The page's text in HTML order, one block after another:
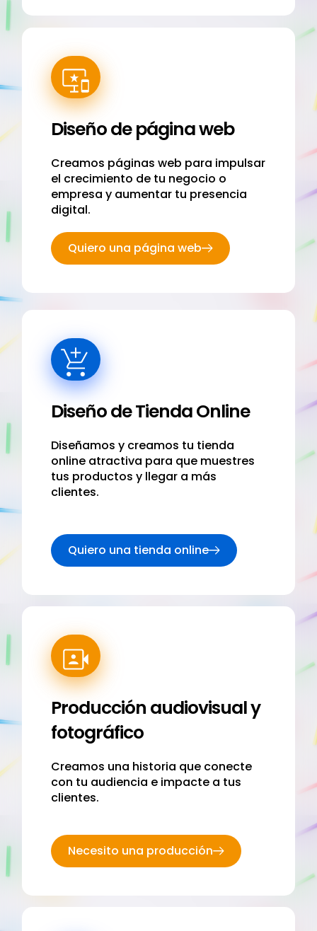
Diseño de página web
Creamos páginas web para impulsar
el crecimiento de tu negocio o
empresa y aumentar tu presencia
digital.
Quiero una página web
Diseño de Tienda Online
Diseñamos y creamos tu tienda
online atractiva para que muestres
tus productos y llegar a más
clientes.
Quiero una tienda online
Producción audiovisual y
fotográfico
Creamos una historia que conecte
con tu audiencia e impacte a tus
clientes.
Necesito una producción